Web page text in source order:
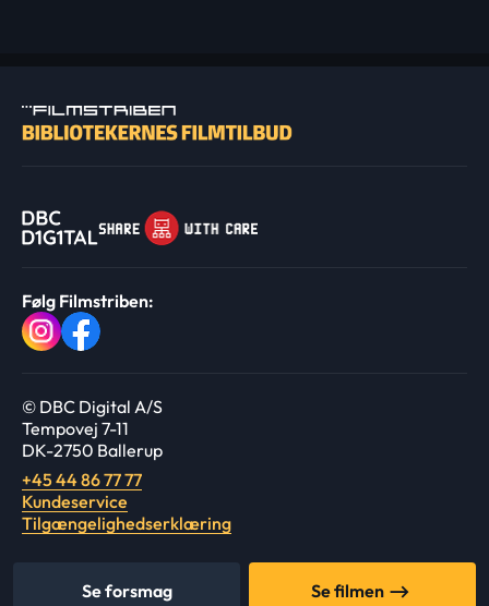
Se forsmag Se filmen
Følg Filmstriben:
© DBC Digital A/S
Tempovej 7-11
DK-2750 Ballerup
+45 44 86 77 77
Kundeservice
Tilgængelighedserklæring